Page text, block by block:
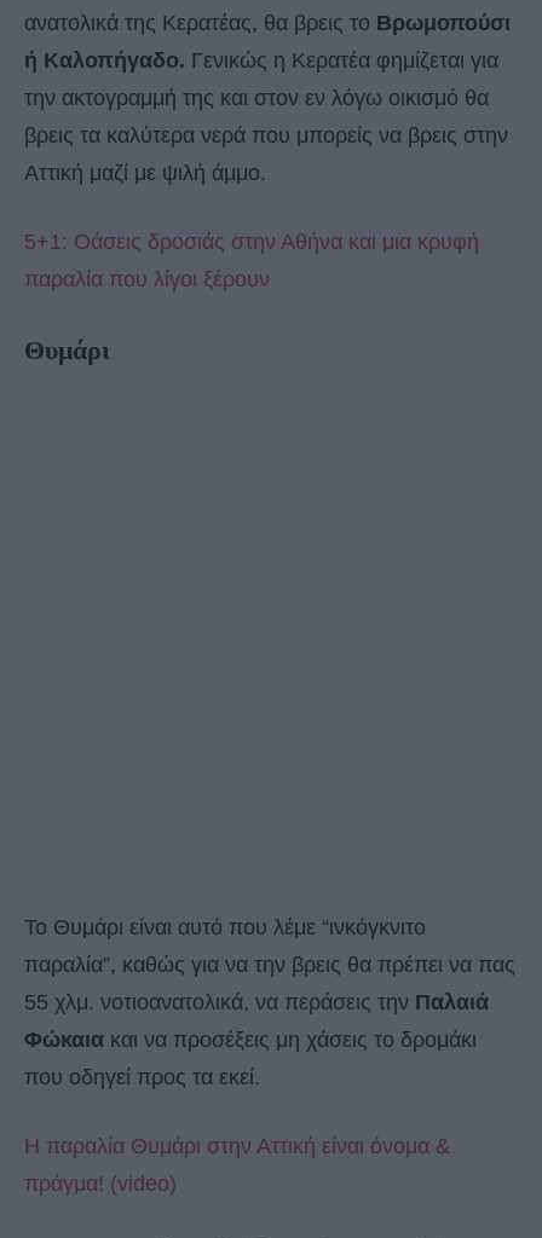
ανατολικά της Κερατέας, θα βρεις το Βρωμοπούσι
ή Καλοπήγαδο. Γενικώς η Κερατέα φημίζεται για
την ακτογραμμή της και στον εν λόγω οικισμό θα
βρεις τα καλύτερα νερά που μπορείς να βρεις στην
Αττική μαζί με ψιλή άμμο.
5+1: Οάσεις δροσιάς στην Αθήνα και μια κρυφή
παραλία που λίγοι ξέρουν
Θυμάρι
Το Θυμάρι είναι αυτό που λέμε “ινκόγκνιτο
παραλία”, καθώς για να την βρεις θα πρέπει να πας
55 χλμ. νοτιοανατολικά, να περάσεις την Παλαιά
Φώκαια και να προσέξεις μη χάσεις το δρομάκι
που οδηγεί προς τα εκεί.
Η παραλία Θυμάρι στην Αττική είναι όνομα &
πράγμα! (video)